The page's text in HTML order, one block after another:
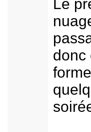
Le
donc